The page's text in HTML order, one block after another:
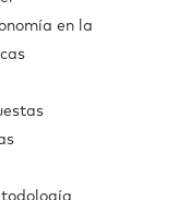
en la